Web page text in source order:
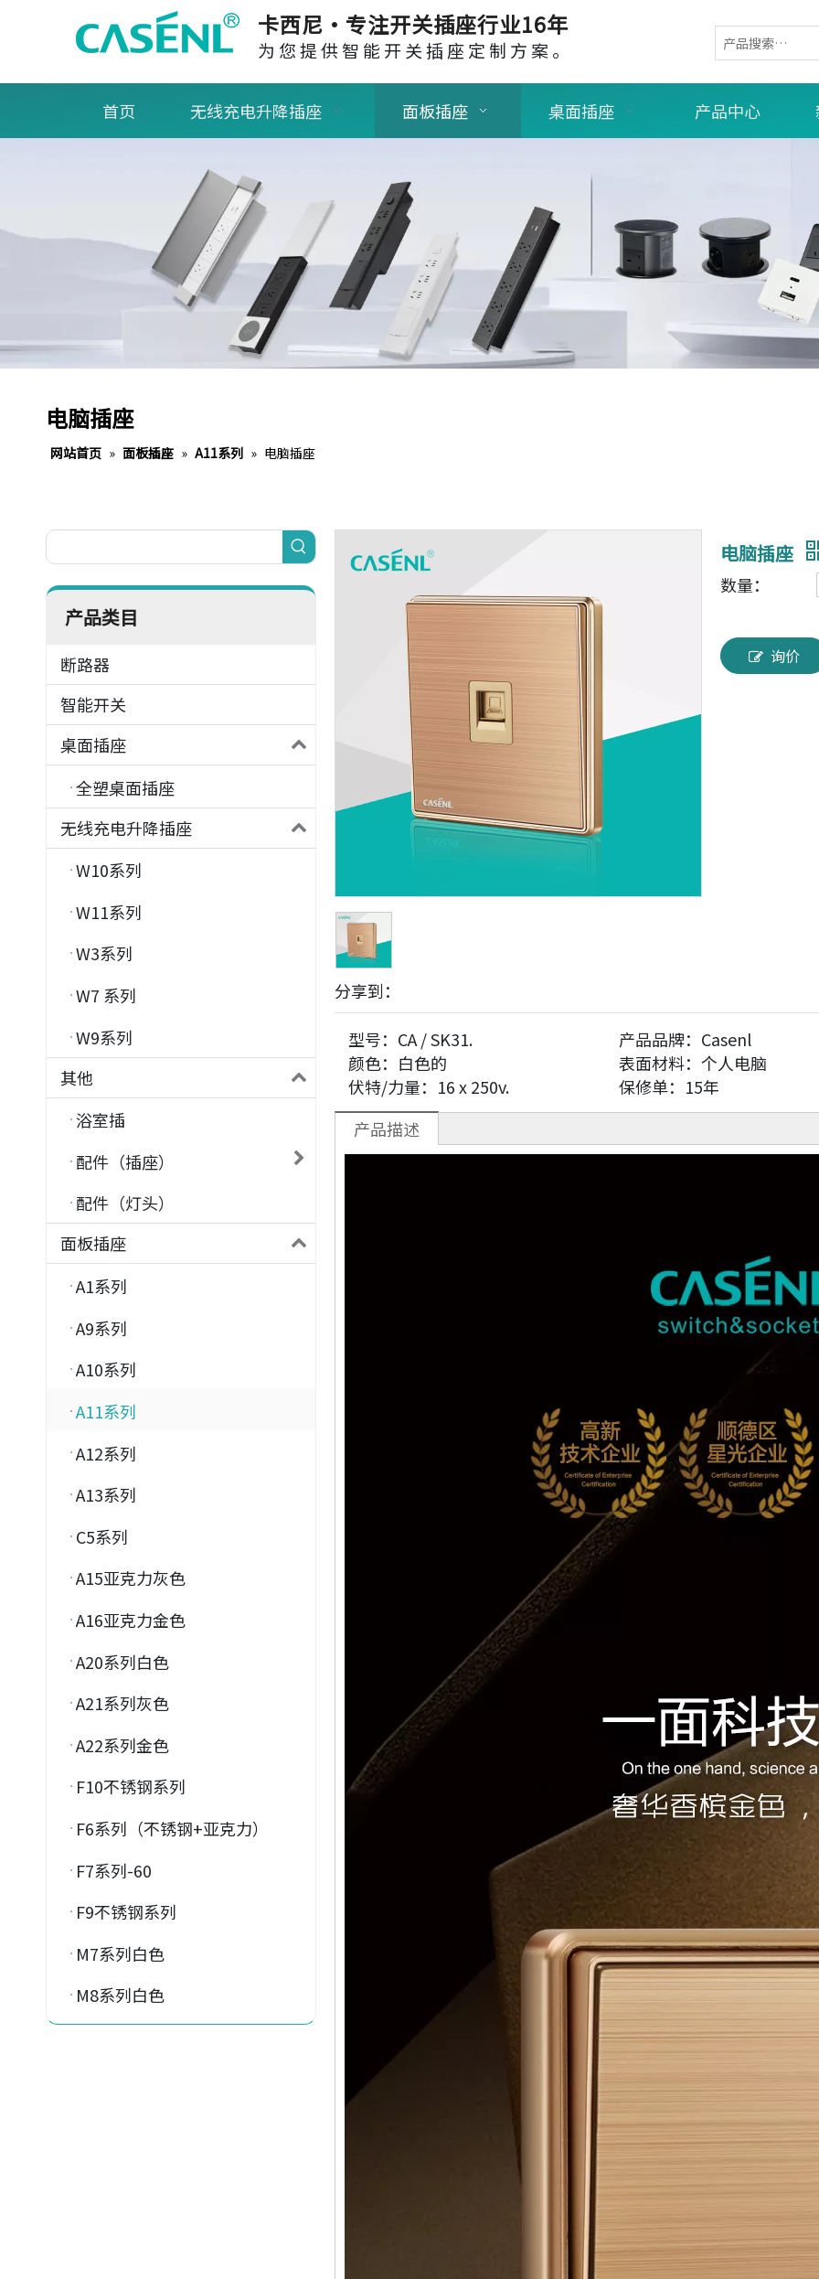
卡西尼·专注开关插座行业16年
为您提供智能开关插座定制方案。
首页 无线充电升降插座 面板插座 桌面插座 产品中心
电脑插座
网站首页 » 面板插座 » A11系列 » 电脑插座
产品类目
断路器
智能开关
桌面插座
全塑桌面插座
无线充电升降插座
W10系列
W11系列
W3系列
W7 系列
W9系列
其他
浴室插
配件（插座）
配件（灯头）
面板插座
A1系列
A9系列
A10系列
A11系列
A12系列
A13系列
C5系列
A15亚克力灰色
A16亚克力金色
A20系列白色
A21系列灰色
A22系列金色
F10不锈钢系列
F6系列（不锈钢+亚克力）
F7系列-60
F9不锈钢系列
M7系列白色
M8系列白色
分享到：
电脑插座
数量：
询价
型号： CA / SK31. 产品品牌： Casenl
颜色： 白色的 表面材料：个人电脑
伏特/力量： 16 x 250v. 保修单： 15年
产品描述